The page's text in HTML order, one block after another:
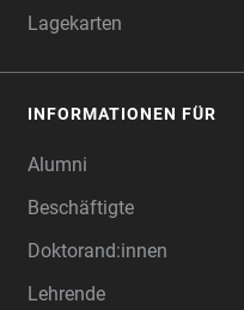
Lagekarten
INFORMATIONEN FÜR
Alumni
Beschäftigte
Doktorand:innen
Lehrende